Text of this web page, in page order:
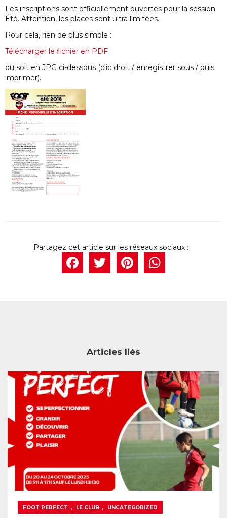
Les inscriptions sont officiellement ouvertes pour la session
Été. Attention, les places sont ultra limitées.
Pour cela, rien de plus simple :
Télécharger le fichier en PDF
ou soit en JPG ci-dessous (clic droit / enregistrer sous / puis
imprimer).
Facebook
Twitter
Articles liés
FOOT PERFECT , LE CLUB , UNCATEGORIZED